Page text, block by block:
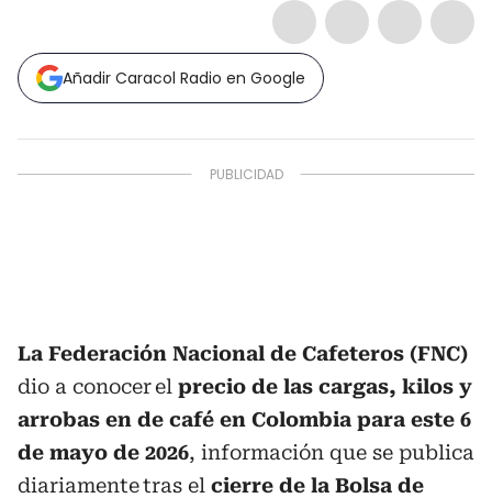
Añadir Caracol Radio en Google
La Federación Nacional de Cafeteros (FNC)
dio a conocer el precio de las cargas, kilos y
arrobas en de café en Colombia para este 6
de mayo de 2026, información que se publica
diariamente tras el cierre de la Bolsa de